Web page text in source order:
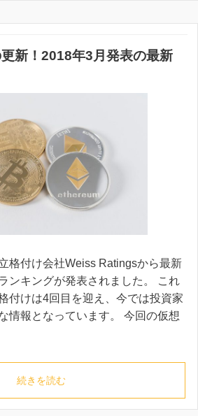
新！2018年3月発表の最新
格付け会社Weiss Ratingsから最新
ンキングが発表されました。 これ
付けは4回目を迎え、今では投資家
情報となっています。 今回の仮想
続きを読む